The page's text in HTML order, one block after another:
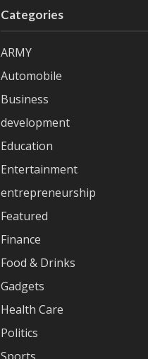
Categories
ARMY
Automobile
Business
development
Education
Entertainment
entrepreneurship
Featured
Finance
Food & Drinks
Gadgets
Health Care
Politics